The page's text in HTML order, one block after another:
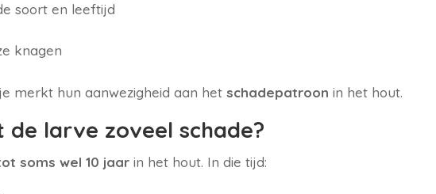
soort en leeftijd
knagen
merkt hun aanwezigheid aan hetschadepatroon in het hout.
larve zoveel schade?
soms wel 10 jaar in het hout. In die tijd: